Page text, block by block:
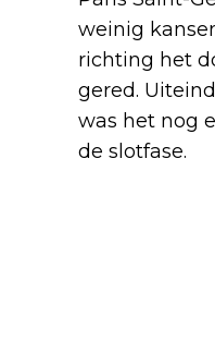
weinig
richting het
gered.
was het nog
de slotfase.